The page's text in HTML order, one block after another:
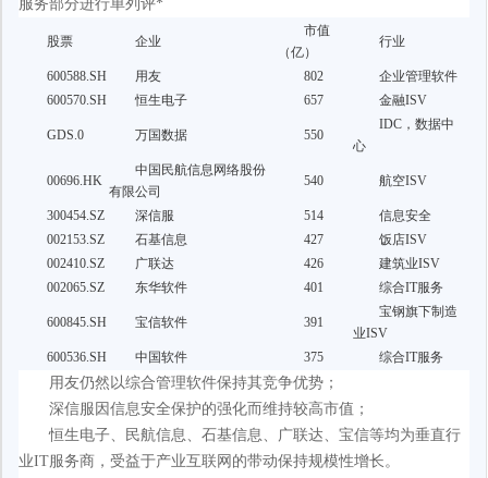
服务部分进行单列评*
股票 企业
市值
（亿）
行业
600588.SH 用友 802
企业管理软件
600570.SH
恒生电子 657 金融ISV
GDS.0 万国数据 550
IDC，数据中
心
00696.HK
中国民航信息网络股份
有限公司
540 航空ISV
300454.SZ 深信服 514
信息安全
002153.SZ
石基信息 427
饭店ISV
002410.SZ
广联达 426
建筑业ISV
002065.SZ
东华软件 401 综合IT服务
600845.SH 宝信软件 391
宝钢旗下制造
业ISV
600536.SH
中国软件 375 综合IT服务
用友仍然以综合管理软件保持其竞争优势；
深信服因信息安全保护的强化而维持较高市值；
恒生电子、民航信息、石基信息、广联达、宝信等均为垂直行
业IT服务商，受益于产业互联网的带动保持规模性增长。